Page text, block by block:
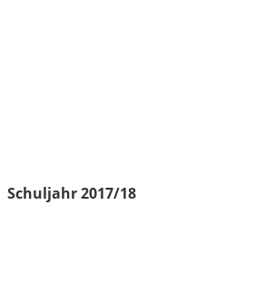
Schuljahr 2017/18